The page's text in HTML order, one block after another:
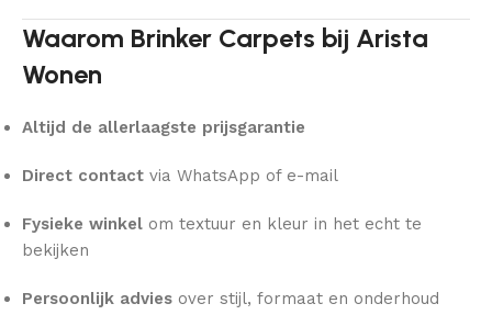
Waarom Brinker Carpets bij Arista
Wonen
Altijd de allerlaagste prijsgarantie
Direct contact via WhatsApp of e-mail
Fysieke winkel om textuur en kleur in het echt te
bekijken
Persoonlijk advies over stijl, formaat en onderhoud